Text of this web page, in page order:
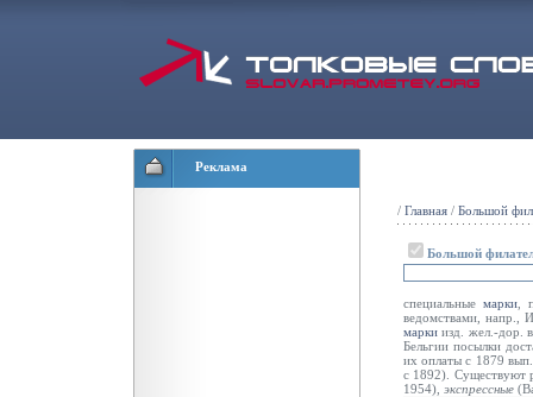
Реклама
/ Главная / Большой
Большой
специальные марки,
ведомствами, напр.,
марки изд. жел.-дор.
Бельгии посылки
их оплаты с 1879
с 1892).
1954), экспрессные